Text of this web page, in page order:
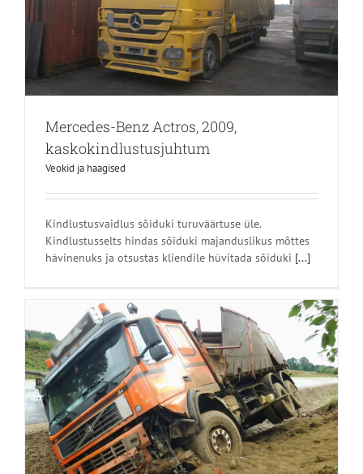
Mercedes-Benz Actros, 2009,
kaskokindlustusjuhtum
Veokid ja haagised
Kindlustusvaidlus sõiduki turuväärtuse üle.
Kindlustusselts hindas sõiduki majanduslikus mõttes
hävinenuks ja otsustas kliendile hüvitada sõiduki [...]